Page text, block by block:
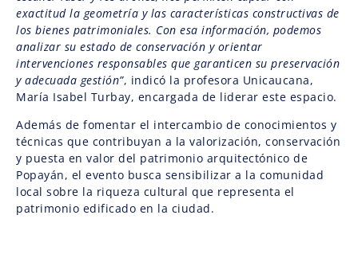
exactitud la geometría y las características constructivas de
los bienes patrimoniales. Con esa información, podemos
analizar su estado de conservación y orientar
intervenciones responsables que garanticen su preservación
y adecuada gestión”, indicó la profesora Unicaucana,
María Isabel Turbay, encargada de liderar este espacio.
Además de fomentar el intercambio de conocimientos y
técnicas que contribuyan a la valorización, conservación
y puesta en valor del patrimonio arquitectónico de
Popayán, el evento busca sensibilizar a la comunidad
local sobre la riqueza cultural que representa el
patrimonio edificado en la ciudad.